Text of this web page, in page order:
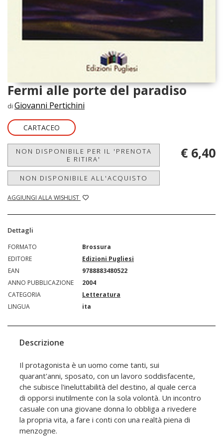
Fermi alle porte del paradiso
di Giovanni Pertichini
CARTACEO
NON DISPONIBILE PER IL 'PRENOTA
E RITIRA'
NON DISPONIBILE ALL'ACQUISTO
AGGIUNGI ALLA WISHLIST
€ 6,40
Dettagli
FORMATO
Brossura
EDITORE
Edizioni Pugliesi
EAN
9788883480522
ANNO PUBBLICAZIONE
2004
CATEGORIA
Letteratura
LINGUA
ita
Descrizione
Il protagonista è un uomo come tanti, sui
quarant'anni, sposato, con un lavoro soddisfacente,
che subisce l'ineluttabilità del destino, al quale cerca
di opporsi inutilmente con la sola volontà. Un incontro
casuale con una giovane donna lo obbliga a rivedere
la propria vita, a fare i conti con una realtà piena di
menzogne.